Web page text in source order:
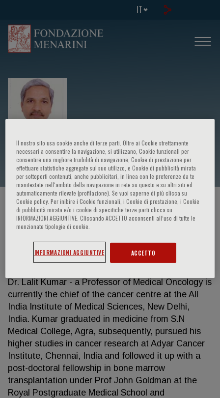
IT
Lalit Kumar
HOME PAGE / CORSI ED EVENTI / RELATORE
Lalit Kumar
Dr. Lalit Kumar - a Professor of Medical Oncology is
currently the chief of the cancer centre at the All
India Institute of Medical Sciences, New Delhi,
India. Kumar graduated in medicine from S.N
Medical College, Agra, subsequently, pursued his
higher studies in cancer research at Adyar Cancer
Institute, Chennai, India and followed it up with a
post-doctoral fellowship in bone marrow
transplantation under Prof John Goldman at the
Royal Postgraduate Medical School and
Il nostro sito usa cookie anche di terze parti. Oltre ai Cookie strettamente
necessari a consentire la navigazione, si utilizzano, Cookie funzionali per
consentire una migliore fruibilità di navigazione, Cookie di prestazione per
effettuare statistiche aggregate sul suo utilizzo, e Cookie di pubblicità mirata
per sottoporti contenuti, anche pubblicitari, in linea con le preferenze da te
manifestate nell‘ambito della navigazione in rete su questo e su altri siti ed
automaticamente rilevate (profilazione). Se vuoi saperne di più clicca su
Cookie policy. Per inibire i Cookie funzionali, i Cookie di prestazione, i Cookie
di pubblicità mirata e/o i cookie di specifiche terze parti clicca su
INFORMAZIONI AGGIUNTIVE. Cliccando ACCETTO acconsenti all’uso di tutte le
menzionate tipologie di cookie.
INFORMAZIONI AGGIUNTIVE ACCETTO